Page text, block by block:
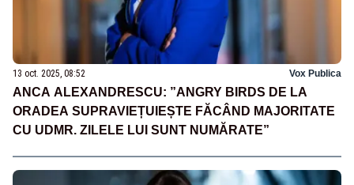
13 oct. 2025, 08:52 Vox Publica
ANCA ALEXANDRESCU: ”ANGRY BIRDS DE LA
ORADEA SUPRAVIEȚUIEȘTE FĂCÂND MAJORITATE
CU UDMR. ZILELE LUI SUNT NUMĂRATE”